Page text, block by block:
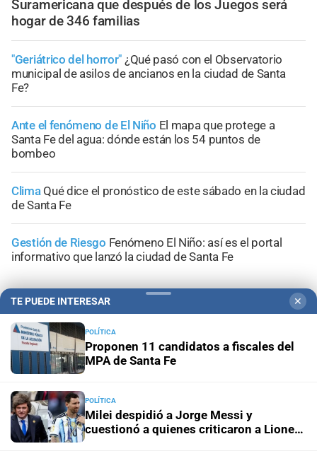
Suramericana que después de los Juegos será
hogar de 346 familias
"Geriátrico del horror" ¿Qué pasó con el Observatorio
municipal de asilos de ancianos en la ciudad de Santa
Fe?
Ante el fenómeno de El Niño El mapa que protege a
Santa Fe del agua: dónde están los 54 puntos de
bombeo
Clima Qué dice el pronóstico de este sábado en la ciudad
de Santa Fe
Gestión de Riesgo Fenómeno El Niño: así es el portal
informativo que lanzó la ciudad de Santa Fe
+Sucesos
TE PUEDE INTERESAR ✕
POLÍTICA
Proponen 11 candidatos a fiscales del
MPA de Santa Fe
POLÍTICA
Milei despidió a Jorge Messi y
cuestionó a quienes criticaron a Lionel